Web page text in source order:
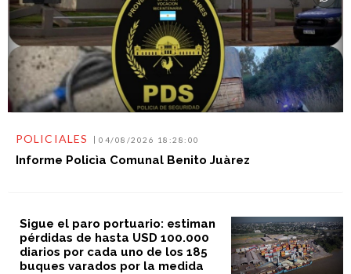
POLICIALES 04/08/2026 18:28:00
Informe Policìa Comunal Benito Juàrez
Sigue el paro portuario: estiman
pérdidas de hasta USD 100.000
diarios por cada uno de los 185
buques varados por la medida